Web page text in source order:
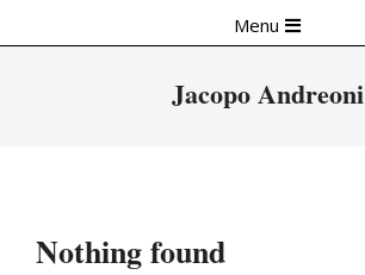
Navigation
Menu
Jacopo Andreoni
Nothing found